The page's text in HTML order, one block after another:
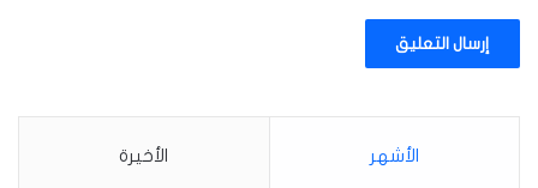
الأشهر الأخيرة